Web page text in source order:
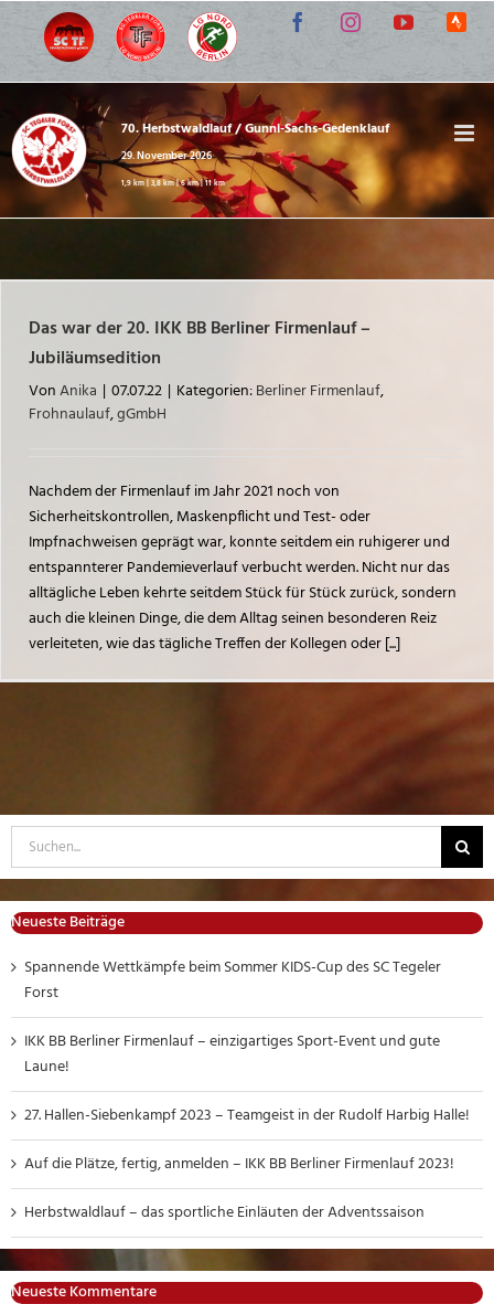
Zum
springen
FacebookInstagramYouTube
70. Herbstwaldlauf / Gunni-Sachs-Gedenklauf
29. November 2026
1,9 km | 3,8 km | 6 km | 11 km
Das war der 20. IKK BB Berliner Firmenlauf –
Jubiläumsedition
VonAnika | 07.07.22 | Kategorien:Berliner Firmenlauf,
Frohnaulauf,gGmbH
Nachdem der Firmenlauf im Jahr 2021 noch von
Sicherheitskontrollen, Maskenpflicht und Test- oder
Impfnachweisen geprägt war, konnte seitdem ein ruhigerer und
entspannterer Pandemieverlauf verbucht werden. Nicht nur das
alltägliche Leben kehrte seitdem Stück für Stück zurück, sondern
auch die kleinen Dinge, die dem Alltag seinen besonderen Reiz
verleiteten, wie das tägliche Treffen der Kollegen oder [...]
Suche
nach:
Neueste Beiträge
Spannende Wettkämpfe beim Sommer KIDS-Cup des SC Tegeler
Forst
IKK BB Berliner Firmenlauf – einzigartiges Sport-Event und gute
Laune!
27. Hallen-Siebenkampf 2023 – Teamgeist in der Rudolf Harbig Halle!
Auf die Plätze, fertig, anmelden – IKK BB Berliner Firmenlauf 2023!
Herbstwaldlauf – das sportliche Einläuten der Adventssaison
Neueste Kommentare